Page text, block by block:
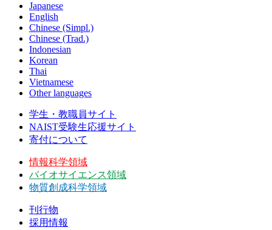
Japanese
English
Chinese (Simpl.)
Chinese (Trad.)
Indonesian
Korean
Thai
Vietnamese
Other languages
学生・教職員サイト
NAIST受験生応援サイト
寄付について
情報科学領域
バイオサイエンス領域
物質創成科学領域
刊行物
採用情報